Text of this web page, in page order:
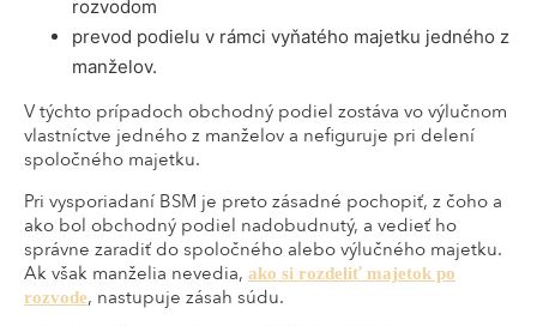
rozvodom
prevod podielu v rámci vyňatého majetku jedného z
manželov.
V týchto prípadoch obchodný podiel zostáva vo výlučnom
vlastníctve jedného z manželov a nefiguruje pri delení
spoločného majetku.
Pri vysporiadaní BSM je preto zásadné pochopiť, z čoho a
ako bol obchodný podiel nadobudnutý, a vedieť ho
správne zaradiť do spoločného alebo výlučného majetku.
Ak však manželia nevedia, ako si rozdeliť majetok po
rozvode, nastupuje zásah súdu.